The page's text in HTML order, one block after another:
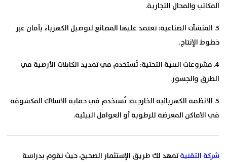
المكاتب والمحال التجارية.
3. المنشآت الصناعية:
تعتمد عليها المصانع لتوصيل الكهرباء بأمان عبر
خطوط الإنتاج.
4. مشروعات البنية التحتية:
تُستخدم في تمديد الكابلات الأرضية في
الطرق والجسور.
5. الأنظمة الكهربائية الخارجية:
تُستخدم في حماية الأسلاك المكشوفة
في الأماكن المعرضة للرطوبة أو العوامل البيئية.
شركة التقنيةتمهد لك طريق الإستثمار الصحيح، حيث نقوم بدراسة